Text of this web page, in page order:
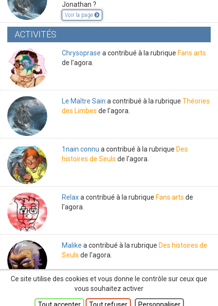
Jonathan ?
Voir la page
ACTIVITÉS
Chrysoprase a contribué à la rubrique Fans arts
de l'agora.
Le Maître Sain a contribué à la rubrique Théories
des Limbes de l'agora.
1nain connu a contribué à la rubrique Des
histoires de Seuls de l'agora.
Relaxa contribué à la rubrique Fans arts de
l'agora.
Malike a contribué à la rubrique Des histoires de
Seuls de l'agora.
Ce site utilise des cookies et vous donne le contrôle sur ceux que
vous souhaitez activer